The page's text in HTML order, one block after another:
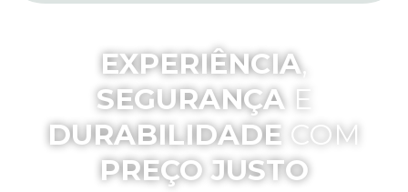
EXPERIÊNCIA,
SEGURANÇA E
DURABILIDADE COM
PREÇO JUSTO